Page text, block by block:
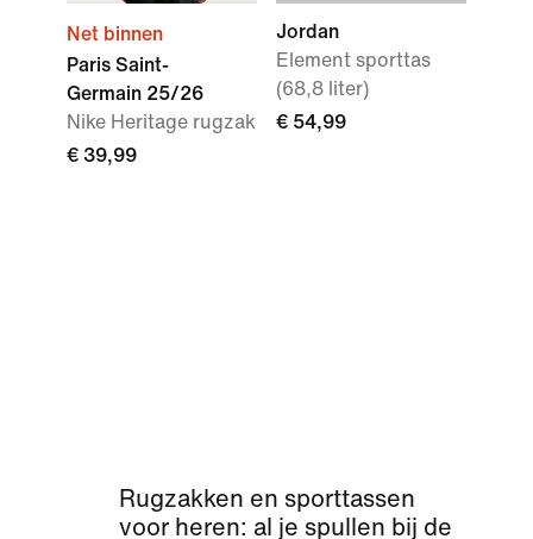
Net binnen
Paris Saint-
Germain 25/26
Nike Heritage rugzak
€ 39,99
Jordan
Element sporttas
(68,8 liter)
€ 54,99
Rugzakken en sporttassen
voor heren: al je spullen bij de